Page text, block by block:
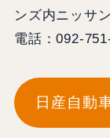
ンズ内ニッサ
電話：092-
日産自動